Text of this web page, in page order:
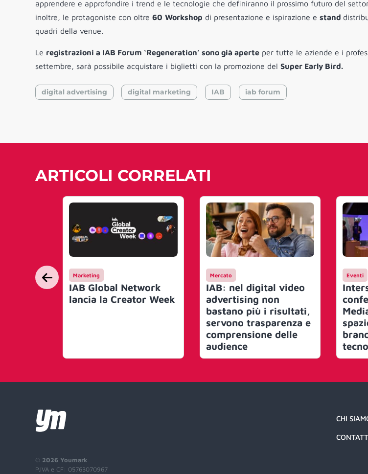
apprendere e approfondire i trend e le tecnologie che definiranno il prossimo futuro del
inoltre, le protagoniste con oltre 60 Workshop di presentazione e ispirazione e stand
quadri della venue.
Le registrazioni a IAB Forum ‘Regeneration’ sono già aperte per tutte le aziende e i
settembre, sarà possibile acquistare i biglietti con la promozione del Super Early Bird.
digital advertising digital marketing IAB iab forum
ARTICOLI CORRELATI
Marketing
IAB Global Network
lancia la Creator Week
Mercato
IAB: nel digital video
advertising non
bastano più i risultati,
servono trasparenza e
comprensione delle
audience
Eventi
© 2026 Youmark
P.IVA e CF: 05763070967
CHI